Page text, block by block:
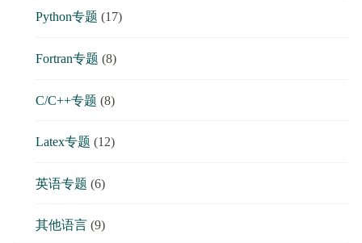
Python专题 (17)
Fortran专题 (8)
C/C++专题 (8)
Latex专题 (12)
英语专题 (6)
其他语言(9)